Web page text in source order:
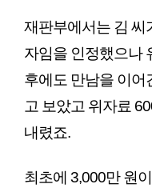
재판부에서는 김 씨
자임을 인정했으나
후에도 만남을 이어
고 보았고 위자료
내렸죠.
최초에 3,000만 원